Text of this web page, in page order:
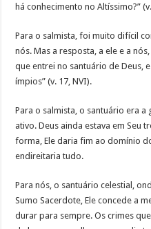
há conhecimento no Altíssimo?”
Para o salmista, foi muito difícil
nós. Mas a resposta, a ele e a
que entrei no santuário de Deus,
ímpios” (v. 17, NVI).
Para o salmista, o santuário era a
ativo. Deus ainda estava em Seu
forma, Ele daria fim ao domínio
endireitaria tudo.
Para nós, o santuário celestial,
Sumo Sacerdote, Ele concede a
durar para sempre. Os crimes